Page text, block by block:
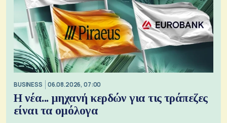
BUSINESS 06.08.2026, 07:00
Η νέα... μηχανή κερδών για τις τράπεζες
είναι τα ομόλογα